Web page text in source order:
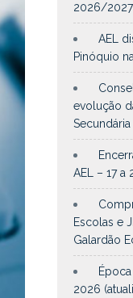
2026/2027
AEL
Pinóquio
evolução
Secundária
AEL – 17 a
Escolas e
Galardão
2026